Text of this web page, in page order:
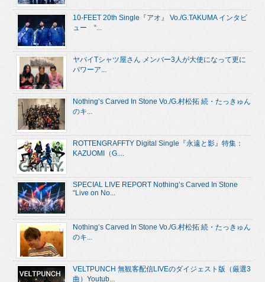
10-FEET 20th Single『アオ』 Vo./G.TAKUMA インタビ
ュー “...
ヤバイTシャツ屋さん メンバー3人が大使になって更に
パワーア...
Nothing’s Carved In Stone Vo./G.村松拓 続・たっきゅん
のキ...
ROTTENGRAFFTY Digital Single『永遠と影』特集：
KAZUOMI（G....
SPECIAL LIVE REPORT Nothing’s Carved In Stone
“Live on No...
Nothing’s Carved In Stone Vo./G.村松拓 続・たっきゅん
のキ...
VELTPUNCH 無観客配信LIVEのダイジェスト版（厳選3
曲）Youtub...